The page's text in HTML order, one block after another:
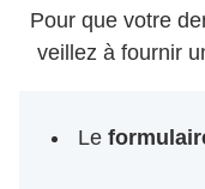
Pour que votre
veillez à fournir
Le